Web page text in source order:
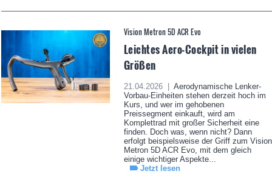
Vision Metron 5D ACR Evo
Leichtes Aero-Cockpit in vielen
Größen
21.04.2026 |
Aerodynamische Lenker-
Vorbau-Einheiten stehen derzeit hoch im
Kurs, und wer im gehobenen
Preissegment einkauft, wird am
Komplettrad mit großer Sicherheit eine
finden. Doch was, wenn nicht? Dann
erfolgt beispielsweise der Griff zum Vision
Metron 5D ACR Evo, mit dem gleich
einige wichtiger Aspekte...
Jetzt lesen